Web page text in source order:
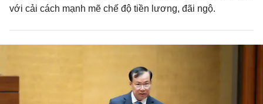
với cải cách mạnh mẽ chế độ tiền lương, đãi ngộ.